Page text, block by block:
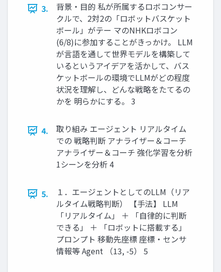
3.
背景‧⽬的 私が所属するロボコンサー
クルで、2対2の「ロボットバスケット
ボール」がテー マのNHKロボコン
(6/8)に参加することがきっかけ。 LLM
が⾔語を通して世界モデルを構築して
いるというアイデアを活かして、バス
ケットボールの環境でLLMがどの程度
状況を理解し、どんな戦略をたてるの
かを 明らかにする。 3
4.
取り組み エージェント リアルタイム
での 戦略判断 アナライザー＆コーチ
アナライザー＆コーチ 強化学習を分析
1シーンを分析 4
5.
１．エージェントとしてのLLM（リア
ルタイム戦略判断） 【⼿法】 LLM
「リアルタイム」 ＋ 「⾃律的に判断
できる」 ＋ 「ロボットに搭載する」
プロンプト 移動先座標 座標‧センサ
情報等 Agent （13, -5） 5